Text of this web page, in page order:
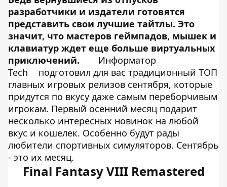
разработчики и издатели готовятся
представить свои лучшие тайтлы. Это
значит, что мастеров геймпадов, мышек и
клавиатур ждет еще больше виртуальных
приключений.
Информатор
Tech
подготовил для вас традиционный ТОП
главных игровых релизов сентября, которые
придутся по вкусу даже самым переборчивым
игрокам. Первый осенний месяц подарит
несколько интересных новинок на любой
вкус и кошелек. Особенно будут рады
любители спортивных симуляторов. Сентябрь
- это их месяц.
Final Fantasy VIII Remastered